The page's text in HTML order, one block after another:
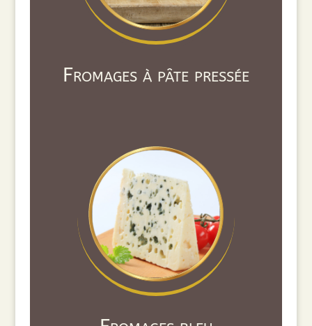
Fromages à pâte pressée